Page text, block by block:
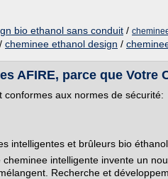
bio ethanol sans conduit /
/ cheminee ethanol design /
AFIRE, parce que Votre
conformes aux normes de sécurité:
intelligentes et brûleurs bio
intelligente invente un
Recherche et